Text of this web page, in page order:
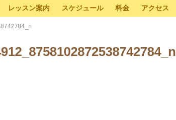
レッスン案内 スケジュール 料金 アクセス